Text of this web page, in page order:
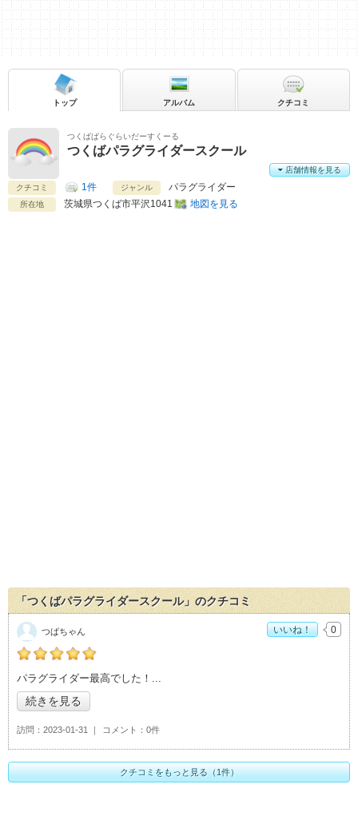
つくばぱらぐらいだーすくーる
つくばパラグライダースクール
クチコミ 1件 ジャンル パラグライダー
所在地 茨城県つくば市平沢1041 地図を見る
店舗情報を見る
トップ アルバム クチコミ
「つくばパラグライダースクール」のクチコミ
の「つくばパラグライダースクール」おすすめ度：
パラグライダー最高でした！
続きを見る
訪問 2023-01-31 コメント 0件
つばちゃん いいね！ 0
クチコミをもっと見る（1件）